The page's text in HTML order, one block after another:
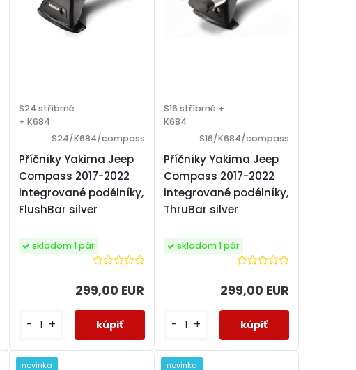
Příčníky Yakima Jeep
Compass 2017-2022
integrované podélníky,
FlushBar silver
S24 stříbrné
+ K684
S24/K684/compass
299,00 EUR
skladom 1 pár
- +
Příčníky Yakima Jeep
Compass 2017-2022
integrované podélníky,
ThruBar silver
S16 stříbrné +
K684
S16/K684/compass
299,00 EUR
skladom 1 pár
- +
novinka novinka